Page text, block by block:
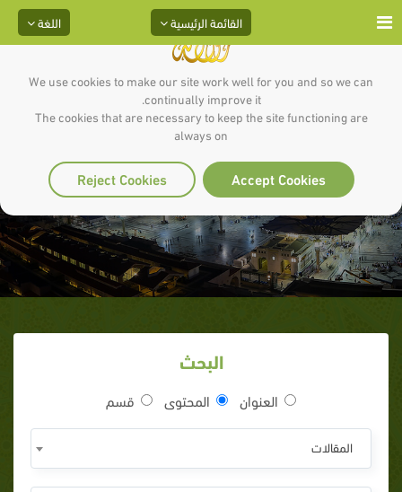
We use cookies to make our site work well for you and so we can
continually improve it.
The cookies that are necessary to keep the site functioning are
always on
Accept Cookies
Reject Cookies
اللغة القائمة الرئيسية
الحسن بن علي
البحث
العنوان المحتوى قسم
المقالات